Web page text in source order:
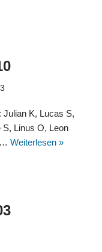
Julian K, Lucas S,
S, Linus O, Leon
Weiterlesen »